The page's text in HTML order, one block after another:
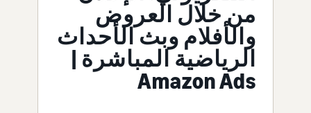
من خلال العروض
والأفلام وبث الأحداث
الرياضية المباشرة |
Amazon Ads